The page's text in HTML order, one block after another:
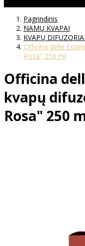
Pagrindinis
NAMŲ KVAPAI
KVAPŲ DIFUZORIAI
Officina delle
Rosa" 250 ml
Officina
kvapų
Rosa" 250